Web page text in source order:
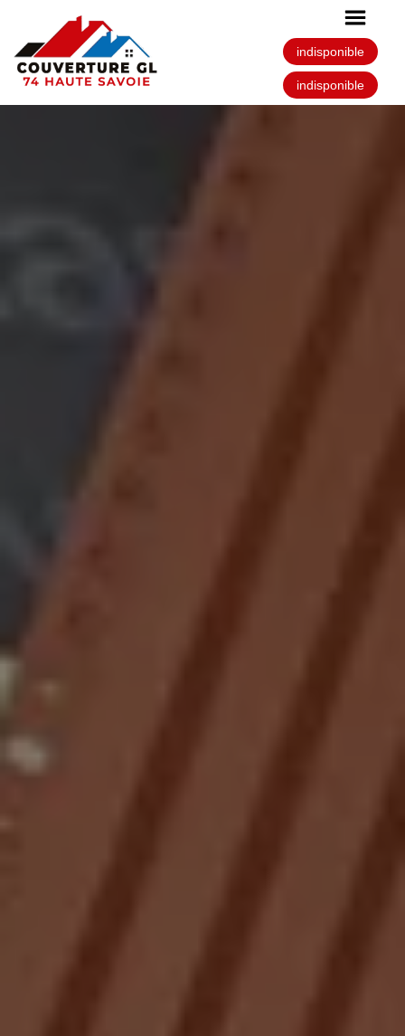
indisponible
indisponible